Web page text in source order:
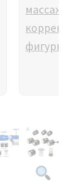
массажа и
фигуры